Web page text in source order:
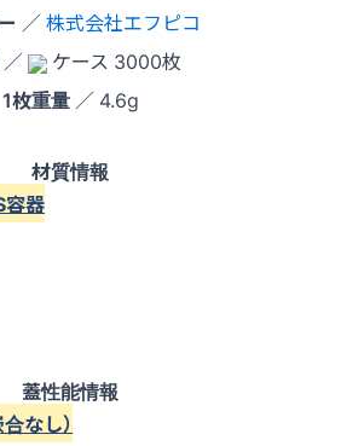
／株式会社エフピコ
ケース 3000枚
1枚重量／ 4.6g
材質情報
器
蓋性能情報
なし）